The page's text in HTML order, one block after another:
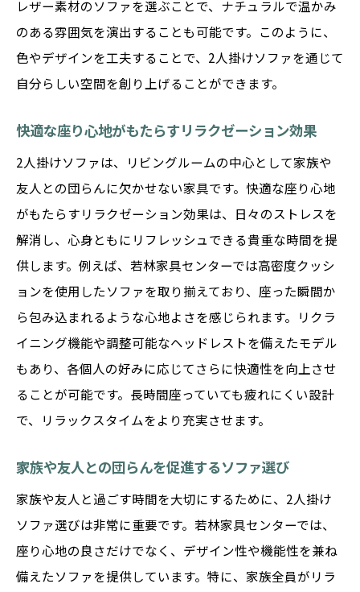
レザー素材のソファを選ぶことで、ナチュラルで温かみ
のある雰囲気を演出することも可能です。このように、
色やデザインを工夫することで、2人掛けソファを通じて
自分らしい空間を創り上げることができます。
快適な座り心地がもたらすリラクゼーション効果
2人掛けソファは、リビングルームの中心として家族や
友人との団らんに欠かせない家具です。快適な座り心地
がもたらすリラクゼーション効果は、日々のストレスを
解消し、心身ともにリフレッシュできる貴重な時間を提
供します。例えば、若林家具センターでは高密度クッシ
ョンを使用したソファを取り揃えており、座った瞬間か
ら包み込まれるような心地よさを感じられます。リクラ
イニング機能や調整可能なヘッドレストを備えたモデル
もあり、各個人の好みに応じてさらに快適性を向上させ
ることが可能です。長時間座っていても疲れにくい設計
で、リラックスタイムをより充実させます。
家族や友人との団らんを促進するソファ選び
家族や友人と過ごす時間を大切にするために、2人掛け
ソファ選びは非常に重要です。若林家具センターでは、
座り心地の良さだけでなく、デザイン性や機能性を兼ね
備えたソファを提供しています。特に、家族全員がリラ